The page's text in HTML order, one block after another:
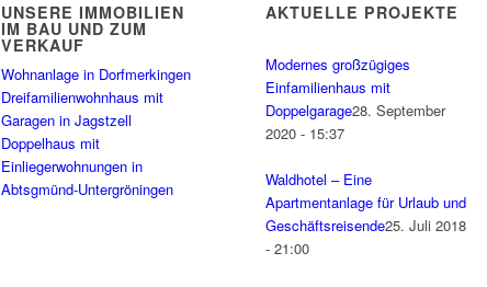
UNSERE IMMOBILIEN
IM BAU UND ZUM
VERKAUF
Wohnanlage in Dorfmerkingen
Dreifamilienwohnhaus mit
Garagen in Jagstzell
Doppelhaus mit
Einliegerwohnungen in
Abtsgmünd-Untergröningen
AKTUELLE PROJEKTE
Modernes großzügiges
Einfamilienhaus mit
Doppelgarage28. September
2020 - 15:37
Waldhotel – Eine
Apartmentanlage für Urlaub und
Geschäftsreisende25. Juli 2018
- 21:00